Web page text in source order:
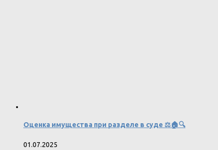
Оценка имущества при разделе в суде ⚖️🏠🔍
01.07.2025